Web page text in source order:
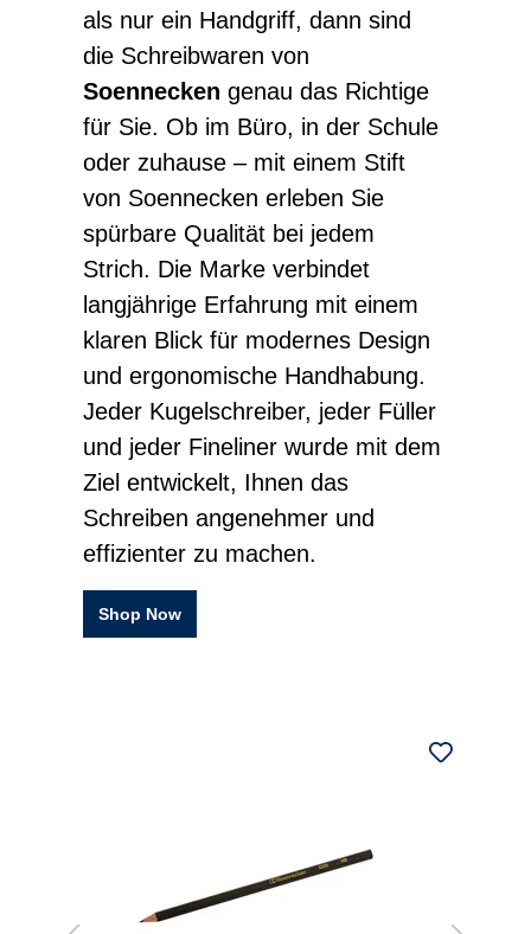
als nur ein Handgriff, dann sind
die Schreibwaren von
Soennecken genau das Richtige
für Sie. Ob im Büro, in der Schule
oder zuhause – mit einem Stift
von Soennecken erleben Sie
spürbare Qualität bei jedem
Strich. Die Marke verbindet
langjährige Erfahrung mit einem
klaren Blick für modernes Design
und ergonomische Handhabung.
Jeder Kugelschreiber, jeder Füller
und jeder Fineliner wurde mit dem
Ziel entwickelt, Ihnen das
Schreiben angenehmer und
effizienter zu machen.
Shop Now